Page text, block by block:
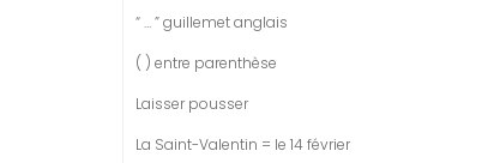
“ … ” guillemet anglais
( ) entre parenthèse
Laisser pousser
La Saint-Valentin = le 14 février